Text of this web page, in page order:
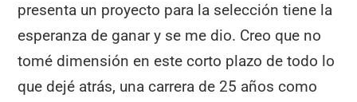
presenta un proyecto para la selección tiene la
esperanza de ganar y se me dio. Creo que no
tomé dimensión en este corto plazo de todo lo
que dejé atrás, una carrera de 25 años como